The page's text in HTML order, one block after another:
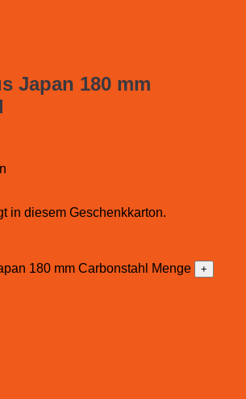
Japan 180 mm
in diesem Geschenkkarton.
180 mm Carbonstahl Menge